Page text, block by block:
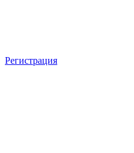
Регистрация